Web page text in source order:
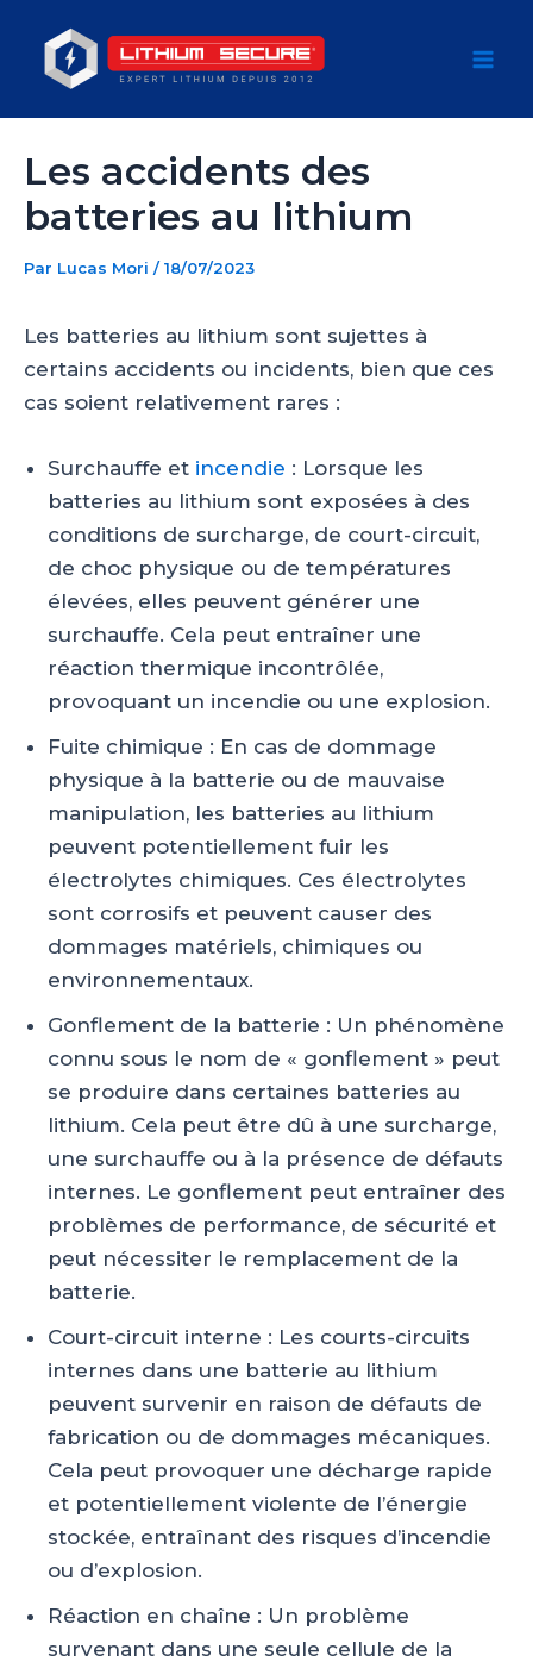
contenu
Les accidents des
batteries au lithium
Par Lucas Mori /18/07/2023
Les batteries au lithium sont sujettes à
certains accidents ou incidents, bien que ces
cas soient relativement rares :
Surchauffe et incendie : Lorsque les
batteries au lithium sont exposées à des
conditions de surcharge, de court-circuit,
de choc physique ou de températures
élevées, elles peuvent générer une
surchauffe. Cela peut entraîner une
réaction thermique incontrôlée,
provoquant un incendie ou une explosion.
Fuite chimique : En cas de dommage
physique à la batterie ou de mauvaise
manipulation, les batteries au lithium
peuvent potentiellement fuir les
électrolytes chimiques. Ces électrolytes
sont corrosifs et peuvent causer des
dommages matériels, chimiques ou
environnementaux.
Gonflement de la batterie : Un phénomène
connu sous le nom de « gonflement » peut
se produire dans certaines batteries au
lithium. Cela peut être dû à une surcharge,
une surchauffe ou à la présence de défauts
internes. Le gonflement peut entraîner des
problèmes de performance, de sécurité et
peut nécessiter le remplacement de la
batterie.
Court-circuit interne : Les courts-circuits
internes dans une batterie au lithium
peuvent survenir en raison de défauts de
fabrication ou de dommages mécaniques.
Cela peut provoquer une décharge rapide
et potentiellement violente de l’énergie
stockée, entraînant des risques d’incendie
ou d’explosion.
Réaction en chaîne : Un problème
survenant dans une seule cellule de la